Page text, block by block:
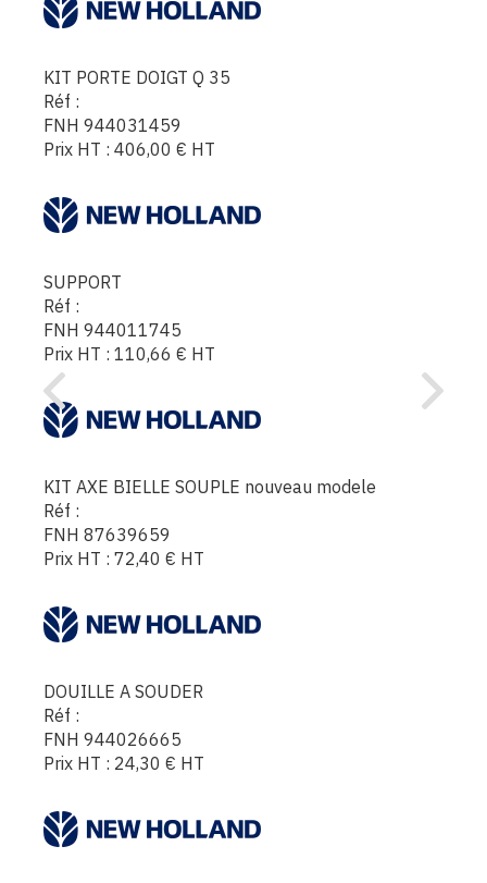
KIT PORTE DOIGT Q 35
Réf :
FNH 944031459
Prix HT : 406,00 € HT
SUPPORT
Réf :
FNH 944011745
Prix HT : 110,66 € HT
KIT AXE BIELLE SOUPLE nouveau modele
Réf :
FNH 87639659
Prix HT : 72,40 € HT
DOUILLE A SOUDER
Réf :
FNH 944026665
Prix HT : 24,30 € HT